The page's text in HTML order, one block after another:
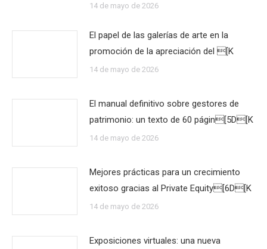
14 de mayo de 2026
El papel de las galerías de arte en la
promoción de la apreciación del [K
14 de mayo de 2026
El manual definitivo sobre gestores de
patrimonio: un texto de 60 págin[5D[K
14 de mayo de 2026
Mejores prácticas para un crecimiento
exitoso gracias al Private Equity[6D[K
14 de mayo de 2026
Exposiciones virtuales: una nueva